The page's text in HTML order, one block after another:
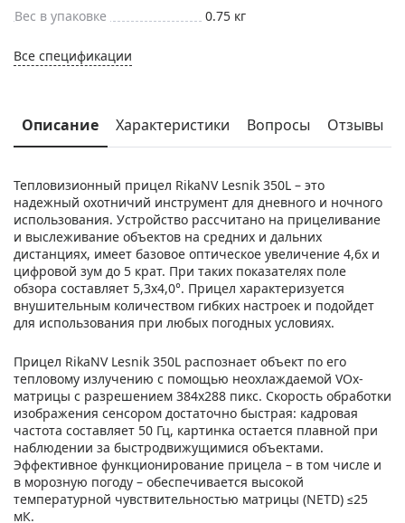
Вес в упаковке
0.75 кг
Все спецификации
Описание Характеристики Вопросы Отзывы
Тепловизионный прицел RikaNV Lesnik 350L – это
надежный охотничий инструмент для дневного и ночного
использования. Устройство рассчитано на прицеливание
и выслеживание объектов на средних и дальних
дистанциях, имеет базовое оптическое увеличение 4,6x и
цифровой зум до 5 крат. При таких показателях поле
обзора составляет 5,3x4,0°. Прицел характеризуется
внушительным количеством гибких настроек и подойдет
для использования при любых погодных условиях.
Прицел RikaNV Lesnik 350L распознает объект по его
тепловому излучению с помощью неохлаждаемой VOx-
матрицы с разрешением 384x288 пикс. Скорость обработки
изображения сенсором достаточно быстрая: кадровая
частота составляет 50 Гц, картинка остается плавной при
наблюдении за быстродвижущимися объектами.
Эффективное функционирование прицела – в том числе и
в морозную погоду – обеспечивается высокой
температурной чувствительностью матрицы (NETD) ≤25
мК.